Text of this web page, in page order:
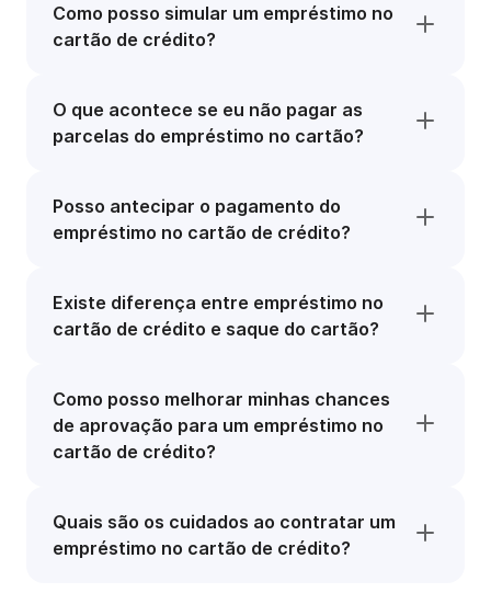
Como posso simular um empréstimo no
cartão de crédito?
O que acontece se eu não pagar as
parcelas do empréstimo no cartão?
Posso antecipar o pagamento do
empréstimo no cartão de crédito?
Existe diferença entre empréstimo no
cartão de crédito e saque do cartão?
Como posso melhorar minhas chances
de aprovação para um empréstimo no
cartão de crédito?
Quais são os cuidados ao contratar um
empréstimo no cartão de crédito?